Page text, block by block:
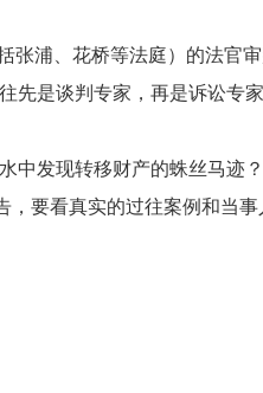
浦、花桥等法庭）的法官
是谈判专家，再是诉讼专
中发现转移财产的蛛丝马迹
要看真实的过往案例和当事